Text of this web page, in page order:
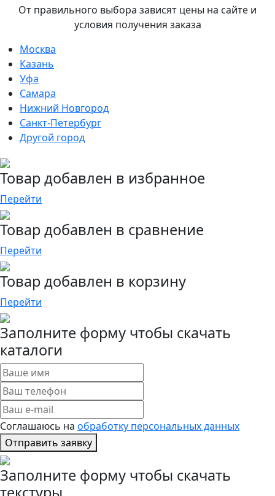
От правильного выбора зависят цены на сайте и
условия получения заказа
Москва
Казань
Уфа
Самара
Нижний Новгород
Санкт-Петербург
Другой город
Товар добавлен в избранное
Перейти
Товар добавлен в сравнение
Перейти
Товар добавлен в корзину
Перейти
Заполните форму чтобы скачать
каталоги
Соглашаюсь на обработку персональных данных
Отправить заявку
Заполните форму чтобы скачать